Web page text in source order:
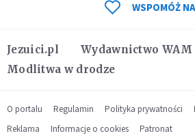
Jezuici.pl Wydawnictwo WAM
Modlitwa w drodze
WSPOMÓŻ
O portalu Regulamin Polityka prywatności
Reklama
Informacje o cookies Patronat